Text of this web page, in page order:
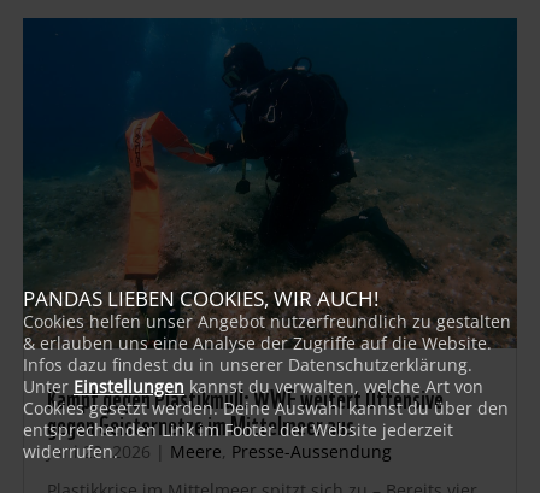
Kampf gegen Plastikmüll: WWF weitert Offensive
gegen Geisternetze im Mittelmeer aus
Juni 22, 2026 | Meere, Presse-Aussendung
PANDAS LIEBEN COOKIES, WIR AUCH!
Cookies helfen unser Angebot nutzerfreundlich zu gestalten
& erlauben uns eine Analyse der Zugriffe auf die Website.
Infos dazu findest du in unserer Datenschutzerklärung.
Unter Einstellungen kannst du verwalten, welche Art von
Cookies gesetzt werden. Deine Auswahl kannst du über den
entsprechenden Link im Footer der Website jederzeit
widerrufen.